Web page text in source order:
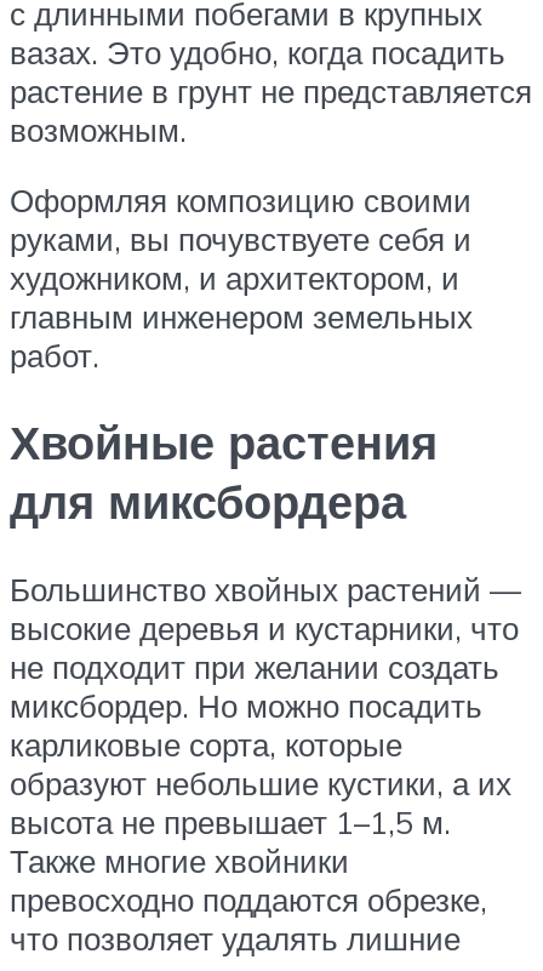
с длинными побегами в крупных
вазах. Это удобно, когда посадить
растение в грунт не представляется
возможным.
Оформляя композицию своими
руками, вы почувствуете себя и
художником, и архитектором, и
главным инженером земельных
работ.
Хвойные растения
для миксбордера
Большинство хвойных растений —
высокие деревья и кустарники, что
не подходит при желании создать
миксбордер. Но можно посадить
карликовые сорта, которые
образуют небольшие кустики, а их
высота не превышает 1–1,5 м.
Также многие хвойники
превосходно поддаются обрезке,
что позволяет удалять лишние